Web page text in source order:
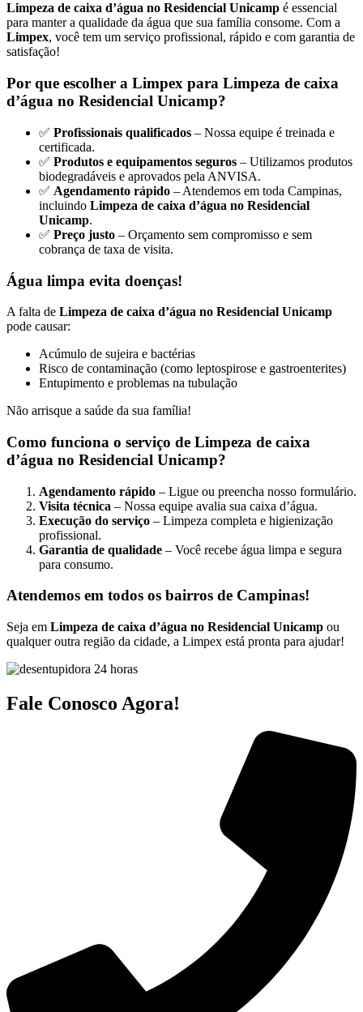
Limpeza de caixa d’água no Residencial Unicamp é essencial
para manter a qualidade da água que sua família consome. Com a
Limpex, você tem um serviço profissional, rápido e com garantia de
satisfação!
Por que escolher a Limpex para Limpeza de caixa
d’água no Residencial Unicamp?
✅ Profissionais qualificados – Nossa equipe é treinada e
certificada.
✅ Produtos e equipamentos seguros – Utilizamos produtos
biodegradáveis e aprovados pela ANVISA.
✅ Agendamento rápido – Atendemos em toda Campinas,
incluindo Limpeza de caixa d’água no Residencial
Unicamp.
✅ Preço justo – Orçamento sem compromisso e sem
cobrança de taxa de visita.
Água limpa evita doenças!
A falta de Limpeza de caixa d’água no Residencial Unicamp
pode causar:
Acúmulo de sujeira e bactérias
Risco de contaminação (como leptospirose e gastroenterites)
Entupimento e problemas na tubulação
Não arrisque a saúde da sua família!
Como funciona o serviço de Limpeza de caixa
d’água no Residencial Unicamp?
Agendamento rápido – Ligue ou preencha nosso formulário.
Visita técnica – Nossa equipe avalia sua caixa d’água.
Execução do serviço – Limpeza completa e higienização
profissional.
Garantia de qualidade – Você recebe água limpa e segura
para consumo.
Atendemos em todos os bairros de Campinas!
Seja em Limpeza de caixa d’água no Residencial Unicamp ou
qualquer outra região da cidade, a Limpex está pronta para ajudar!
Fale Conosco Agora!